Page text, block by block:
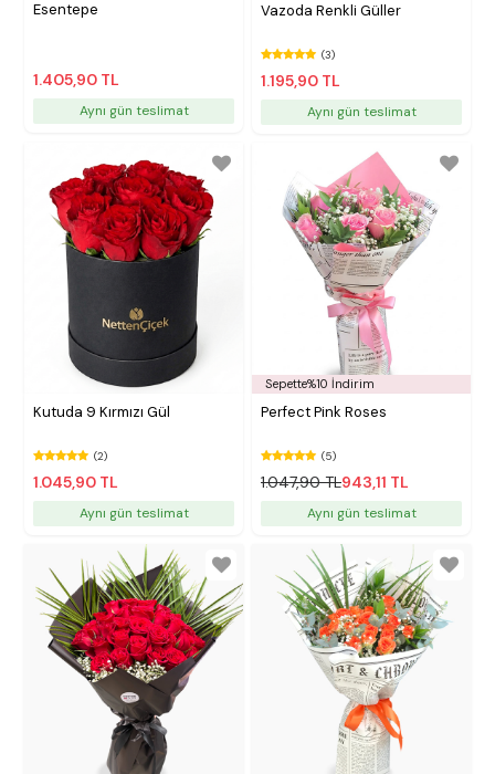
Esentepe
1.405,90 TL
Aynı gün teslimat
Vazoda Renkli Güller
(3)
1.195,90 TL
Aynı gün teslimat
Kutuda 9 Kırmızı Gül
(2)
1.045,90 TL
Aynı gün teslimat
Sepette%10 İndirim
Perfect Pink Roses
(5)
1.047,90 TL943,11 TL
Aynı gün teslimat